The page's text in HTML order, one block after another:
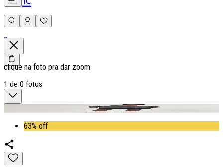
0
clique na foto pra dar zoom
1 de 0 fotos
63% off